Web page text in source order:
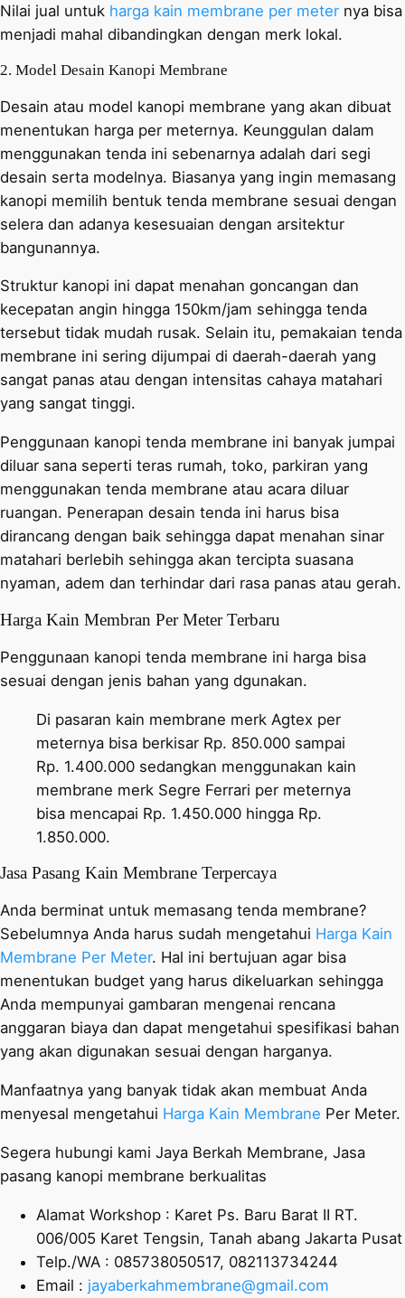
Nilai jual untuk harga kain membrane per meter nya bisa
menjadi mahal dibandingkan dengan merk lokal.
2. Model Desain Kanopi Membrane
Desain atau model kanopi membrane yang akan dibuat
menentukan harga per meternya. Keunggulan dalam
menggunakan tenda ini sebenarnya adalah dari segi
desain serta modelnya. Biasanya yang ingin memasang
kanopi memilih bentuk tenda membrane sesuai dengan
selera dan adanya kesesuaian dengan arsitektur
bangunannya.
Struktur kanopi ini dapat menahan goncangan dan
kecepatan angin hingga 150km/jam sehingga tenda
tersebut tidak mudah rusak. Selain itu, pemakaian tenda
membrane ini sering dijumpai di daerah-daerah yang
sangat panas atau dengan intensitas cahaya matahari
yang sangat tinggi.
Penggunaan kanopi tenda membrane ini banyak jumpai
diluar sana seperti teras rumah, toko, parkiran yang
menggunakan tenda membrane atau acara diluar
ruangan. Penerapan desain tenda ini harus bisa
dirancang dengan baik sehingga dapat menahan sinar
matahari berlebih sehingga akan tercipta suasana
nyaman, adem dan terhindar dari rasa panas atau gerah.
Harga Kain Membran Per Meter Terbaru
Penggunaan kanopi tenda membrane ini harga bisa
sesuai dengan jenis bahan yang dgunakan.
Di pasaran kain membrane merk Agtex per
meternya bisa berkisar Rp. 850.000 sampai
Rp. 1.400.000 sedangkan menggunakan kain
membrane merk Segre Ferrari per meternya
bisa mencapai Rp. 1.450.000 hingga Rp.
1.850.000.
Jasa Pasang Kain Membrane Terpercaya
Anda berminat untuk memasang tenda membrane?
Sebelumnya Anda harus sudah mengetahui Harga Kain
Membrane Per Meter. Hal ini bertujuan agar bisa
menentukan budget yang harus dikeluarkan sehingga
Anda mempunyai gambaran mengenai rencana
anggaran biaya dan dapat mengetahui spesifikasi bahan
yang akan digunakan sesuai dengan harganya.
Manfaatnya yang banyak tidak akan membuat Anda
menyesal mengetahui Harga Kain Membrane Per Meter.
Segera hubungi kami Jaya Berkah Membrane, Jasa
pasang kanopi membrane berkualitas
Alamat Workshop : Karet Ps. Baru Barat II RT.
006/005 Karet Tengsin, Tanah abang Jakarta Pusat
Telp./WA : 085738050517, 082113734244
Email : jayaberkahmembrane@gmail.com